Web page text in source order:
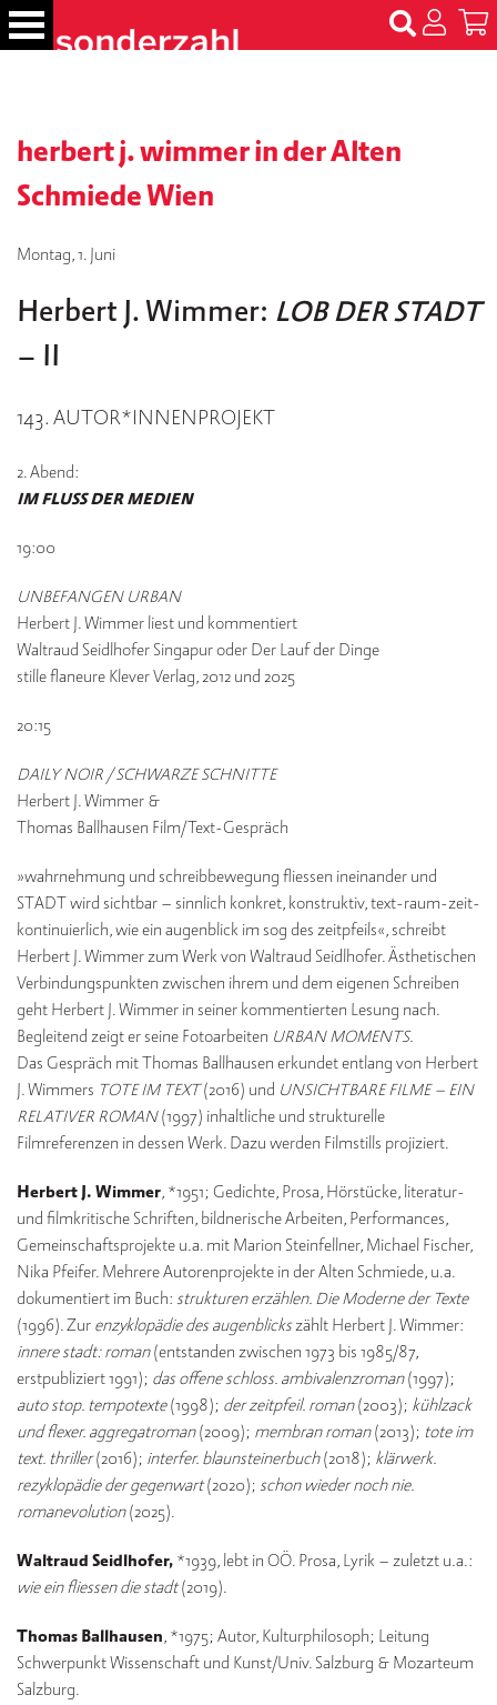
c
h
e
r
N
m
e
er
in
e
e
a
g
K
n
a
k
t
herbert j. wimmer in der Alten
Schmiede Wien
Montag, 1. Juni
Herbert J. Wimmer: LOB DER STADT
– II
143. AUTOR*INNENPROJEKT
2. Abend:
IM FLUSS DER MEDIEN
19:00
UNBEFANGEN URBAN
Herbert J. Wimmer liest und kommentiert
Waltraud Seidlhofer Singapur oder Der Lauf der Dinge
stille flaneure Klever Verlag, 2012 und 2025
20:15
DAILY NOIR / SCHWARZE SCHNITTE
Herbert J. Wimmer &
Thomas Ballhausen Film/Text-Gespräch
»wahrnehmung und schreibbewegung fliessen ineinander und
STADT wird sichtbar – sinnlich konkret, konstruktiv, text-raum-zeit-
kontinuierlich, wie ein augenblick im sog des zeitpfeils«, schreibt
Herbert J. Wimmer zum Werk von Waltraud Seidlhofer. Ästhetischen
Verbindungspunkten zwischen ihrem und dem eigenen Schreiben
geht Herbert J. Wimmer in seiner kommentierten Lesung nach.
Begleitend zeigt er seine Fotoarbeiten URBAN MOMENTS.
Das Gespräch mit Thomas Ballhausen erkundet entlang von Herbert
J. Wimmers TOTE IM TEXT(2016) und UNSICHTBARE FILME – EIN
RELATIVER ROMAN(1997) inhaltliche und strukturelle
Filmreferenzen in dessen Werk. Dazu werden Filmstills projiziert.
Herbert J. Wimmer, *1951; Gedichte, Prosa, Hörstücke, literatur-
und filmkritische Schriften, bildnerische Arbeiten, Performances,
Gemeinschaftsprojekte u.a. mit Marion Steinfellner, Michael Fischer,
Nika Pfeifer. Mehrere Autorenprojekte in der Alten Schmiede, u.a.
dokumentiert im Buch: strukturen erzählen. Die Moderne der Texte
(1996). Zur enzyklopädie des augenblickszählt Herbert J. Wimmer:
innere stadt: roman(entstanden zwischen 1973 bis 1985/87,
erstpubliziert 1991); das offene schloss. ambivalenzroman(1997);
auto stop. tempotexte(1998); der zeitpfeil. roman(2003); kühlzack
und flexer. aggregatroman(2009); membran roman(2013); tote im
text. thriller(2016); interfer. blaunsteinerbuch(2018); klärwerk.
rezyklopädie der gegenwart(2020); schon wieder noch nie.
romanevolution(2025).
Waltraud Seidlhofer, *1939, lebt in OÖ. Prosa, Lyrik – zuletzt u.a.:
wie ein fliessen die stadt(2019).
Thomas Ballhausen, *1975; Autor, Kulturphilosoph; Leitung
Schwerpunkt Wissenschaft und Kunst/Univ. Salzburg & Mozarteum
Salzburg.